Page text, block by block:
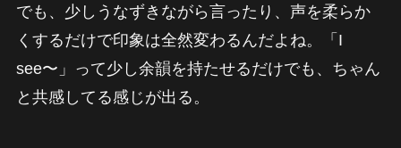
でも、少しうなずきながら言ったり、声を柔らか
くするだけで印象は全然変わるんだよね。「I
see〜」って少し余韻を持たせるだけでも、ちゃん
と共感してる感じが出る。